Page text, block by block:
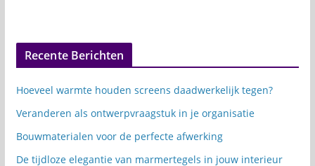
Recente Berichten
Hoeveel warmte houden screens daadwerkelijk tegen?
Veranderen als ontwerpvraagstuk in je organisatie
Bouwmaterialen voor de perfecte afwerking
De tijdloze elegantie van marmertegels in jouw interieur